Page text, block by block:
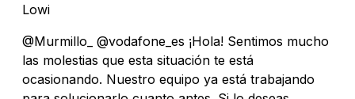
Lowi
@Murmillo_ @vodafone_es ¡Hola! Sentimos mucho
las molestias que esta situación te está
ocasionando. Nuestro equipo ya está trabajando